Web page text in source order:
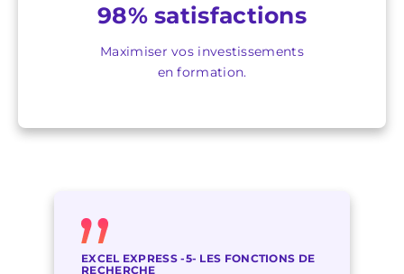
98% satisfactions
Maximiser vos investissements
en formation.
EXCEL EXPRESS -5- LES FONCTIONS DE
RECHERCHE